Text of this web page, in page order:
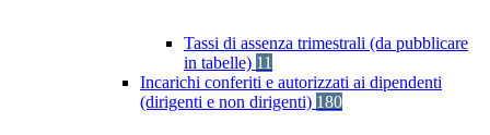
Tassi di assenza trimestrali (da pubblicare
in tabelle) 11
Incarichi conferiti e autorizzati ai dipendenti
(dirigenti e non dirigenti) 180